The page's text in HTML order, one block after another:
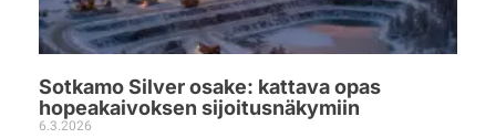
Sotkamo Silver osake: kattava opas
hopeakaivoksen sijoitusnäkymiin
6.3.2026